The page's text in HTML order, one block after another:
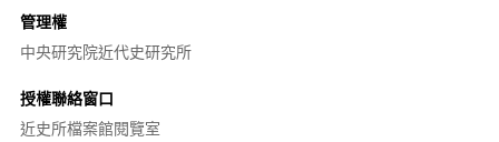
管理權
中央研究院近代史研究所
授權聯絡窗口
近史所檔案館閱覽室